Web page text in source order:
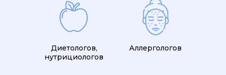
Диетологов,
нутрициологов
Аллергологов